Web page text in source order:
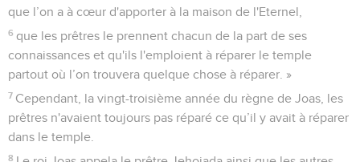
que l’on a à cœur d'apporter à la maison de l'Eternel,
6 que les prêtres le prennent chacun de la part de ses
connaissances et qu'ils l'emploient à réparer le temple
partout où l’on trouvera quelque chose à réparer. »
7 Cependant, la vingt-troisième année du règne de Joas, les
prêtres n'avaient toujours pas réparé ce qu’il y avait à réparer
dans le temple.
8